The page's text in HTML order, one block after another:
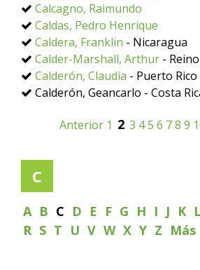
Calcagno, Raimundo
Caldas, Pedro Henrique
Caldera, Franklin - Nicaragua
Calder-Marshall, Arthur -
Calderón, Claudia - Puerto Rico
Calderón, Geancarlo - Costa
Anterior 1 2 3 45 6 78 9
C
A B C D E F G H I J K L
R S T U V W X Y Z Más